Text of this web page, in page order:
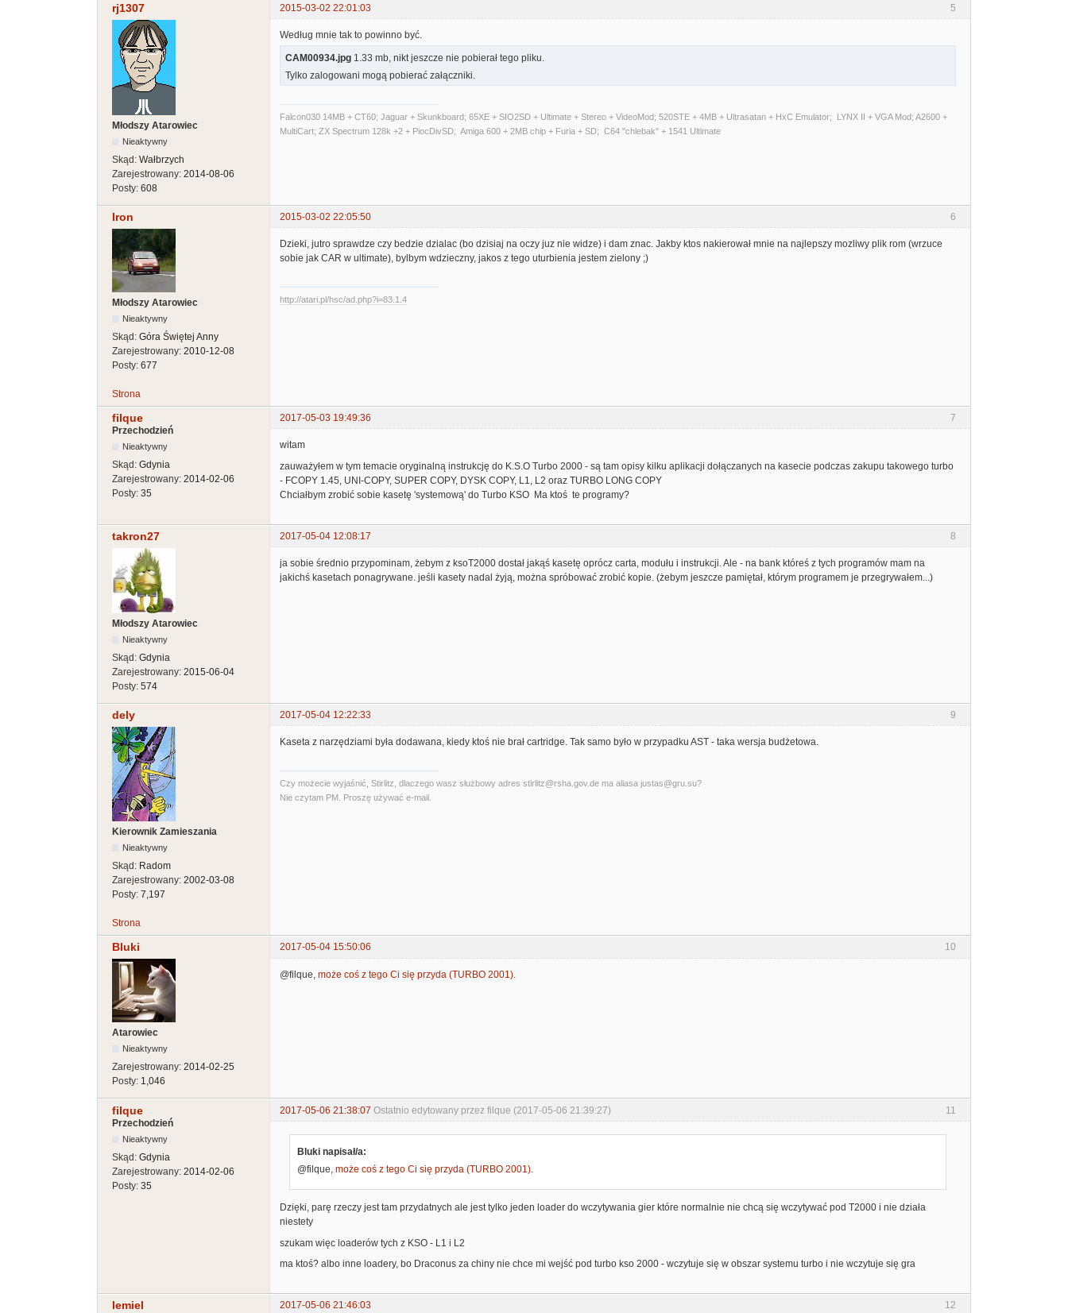
5
rj1307 2015-03-02 22:01:03
Młodszy Atarowiec
Nieaktywny
Skąd: Wałbrzych
Zarejestrowany: 2014-08-06
Posty: 608
Według mnie tak to powinno być.
CAM00934.jpg 1.33 mb, nikt jeszcze nie pobierał tego pliku.
Tylko zalogowani mogą pobierać załączniki.
Falcon030 14MB + CT60; Jaguar + Skunkboard; 65XE + SIO2SD + Ultimate + Stereo + VideoMod; 520STE + 4MB + Ultrasatan + HxC Emulator; LYNX II + VGA Mod; A2600 +
MultiCart; ZX Spectrum 128k +2 + PiocDivSD; Amiga 600 + 2MB chip + Furia + SD; C64 "chlebak" + 1541 Ultimate
6
Iron 2015-03-02 22:05:50
Młodszy Atarowiec
Nieaktywny
Skąd: Góra Świętej Anny
Zarejestrowany: 2010-12-08
Posty: 677
Dzieki, jutro sprawdze czy bedzie dzialac (bo dzisiaj na oczy juz nie widze) i dam znac. Jakby ktos nakierował mnie na najlepszy mozliwy plik rom (wrzuce
sobie jak CAR w ultimate), bylbym wdzieczny, jakos z tego uturbienia jestem zielony ;)
http://atari.pl/hsc/ad.php?i=83.1.4
Strona
7
filque
2017-05-03 19:49:36
Przechodzień
Nieaktywny
Skąd: Gdynia
Zarejestrowany: 2014-02-06
Posty: 35
witam
zauważyłem w tym temacie oryginalną instrukcję do K.S.O Turbo 2000 - są tam opisy kilku aplikacji dołączanych na kasecie podczas zakupu takowego turbo
- FCOPY 1.45, UNI-COPY, SUPER COPY, DYSK COPY, L1, L2 oraz TURBO LONG COPY
Chciałbym zrobić sobie kasetę 'systemową' do Turbo KSO Ma ktoś te programy?
8
takron27 2017-05-04 12:08:17
Młodszy Atarowiec
Nieaktywny
Skąd: Gdynia
Zarejestrowany: 2015-06-04
Posty: 574
ja sobie średnio przypominam, żebym z ksoT2000 dostał jakąś kasetę oprócz carta, modułu i instrukcji. Ale - na bank któreś z tych programów mam na
jakichś kasetach ponagrywane. jeśli kasety nadal żyją, można spróbować zrobić kopie. (żebym jeszcze pamiętał, którym programem je przegrywałem...)
9
dely 2017-05-04 12:22:33
Kierownik Zamieszania
Nieaktywny
Skąd: Radom
Zarejestrowany: 2002-03-08
Posty: 7,197
Kaseta z narzędziami była dodawana, kiedy ktoś nie brał cartridge. Tak samo było w przypadku AST - taka wersja budżetowa.
Czy możecie wyjaśnić, Stirlitz, dlaczego wasz służbowy adres stirlitz@rsha.gov.de ma aliasa justas@gru.su?
Nie czytam PM. Proszę używać e-mail.
Strona
10
Bluki 2017-05-04 15:50:06
Atarowiec
Nieaktywny
Zarejestrowany: 2014-02-25
Posty: 1,046
@filque, może coś z tego Ci się przyda (TURBO 2001).
11
filque 2017-05-06 21:38:07 Ostatnio edytowany przez filque (2017-05-06 21:39:27)
Przechodzień
Nieaktywny
Skąd: Gdynia
Zarejestrowany: 2014-02-06
Posty: 35
Bluki napisał/a:
@filque, może coś z tego Ci się przyda (TURBO 2001).
Dzięki, parę rzeczy jest tam przydatnych ale jest tylko jeden loader do wczytywania gier które normalnie nie chcą się wczytywać pod T2000 i nie działa
niestety
szukam więc loaderów tych z KSO - L1 i L2
ma ktoś? albo inne loadery, bo Draconus za chiny nie chce mi wejść pod turbo kso 2000 - wczytuje się w obszar systemu turbo i nie wczytuje się gra
12
lemiel 2017-05-06 21:46:03